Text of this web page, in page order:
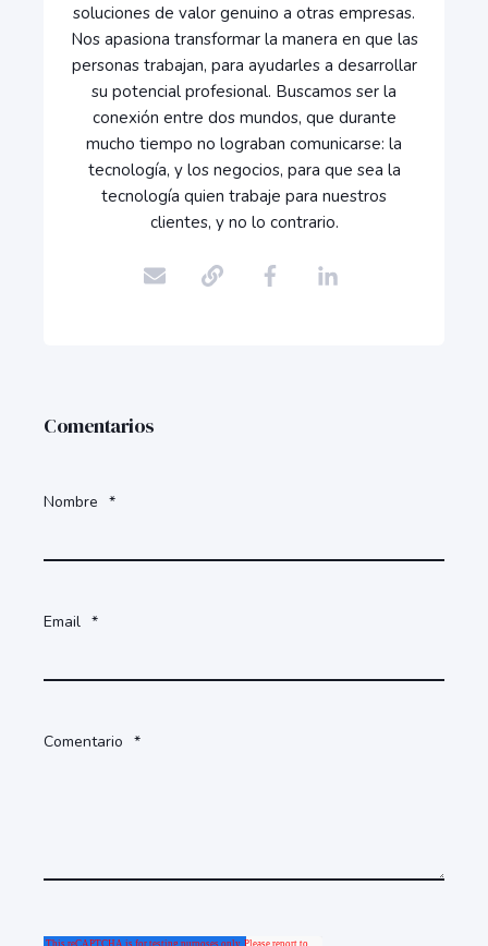
soluciones de valor genuino a otras empresas.
Nos apasiona transformar la manera en que las
personas trabajan, para ayudarles a desarrollar
su potencial profesional. Buscamos ser la
conexión entre dos mundos, que durante
mucho tiempo no lograban comunicarse: la
tecnología, y los negocios, para que sea la
tecnología quien trabaje para nuestros
clientes, y no lo contrario.
Comentarios
Nombre *
Email *
Comentario *